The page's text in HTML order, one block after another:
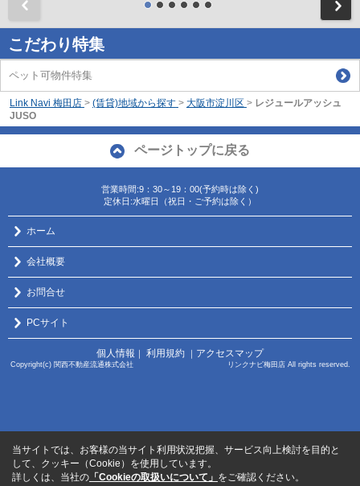
こだわり特集
ペット可物件特集
Link Navi 梅田店 > (賃貸)地域から探す > 大阪市淀川区 > レジュールアッシュ
JUSO
ページトップに戻る
営業時間:9：30～19：00(予約時は除く)
定休日:水曜日（祝日・ご予約は除く）
ホーム
会社概要
お問合せ
PCサイト
個人情報 利用規約 アクセスマップ
Copyright(c) 関西不動産流通株式会社 リンクナビ梅田店 All rights reserved.
当サイトでは、お客様の当サイト利用状況把握、サービス向上検討を目的と
して、クッキー（Cookie）を使用しています。
詳しくは、当社の 「Cookieの取扱いについて」 をご確認ください。